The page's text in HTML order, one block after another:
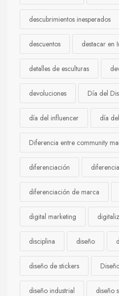
descubrimientos inesperados
descuentos destacar en
detalles de esculturas
devoluciones Día del
día del influencer día
Diferencia entre community
diferenciación
diferenciación de marca
digital marketing
disciplina diseño
diseño de stickers
diseño industrial diseño